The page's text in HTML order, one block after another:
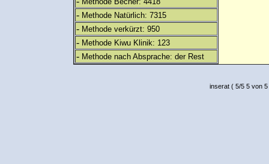
- Methode Natürlich: 7315
- Methode verkürzt: 950
- Methode Kiwu Klinik: 123
- Methode nach Absprache: der Rest
inserat( 5/5 5 von 5